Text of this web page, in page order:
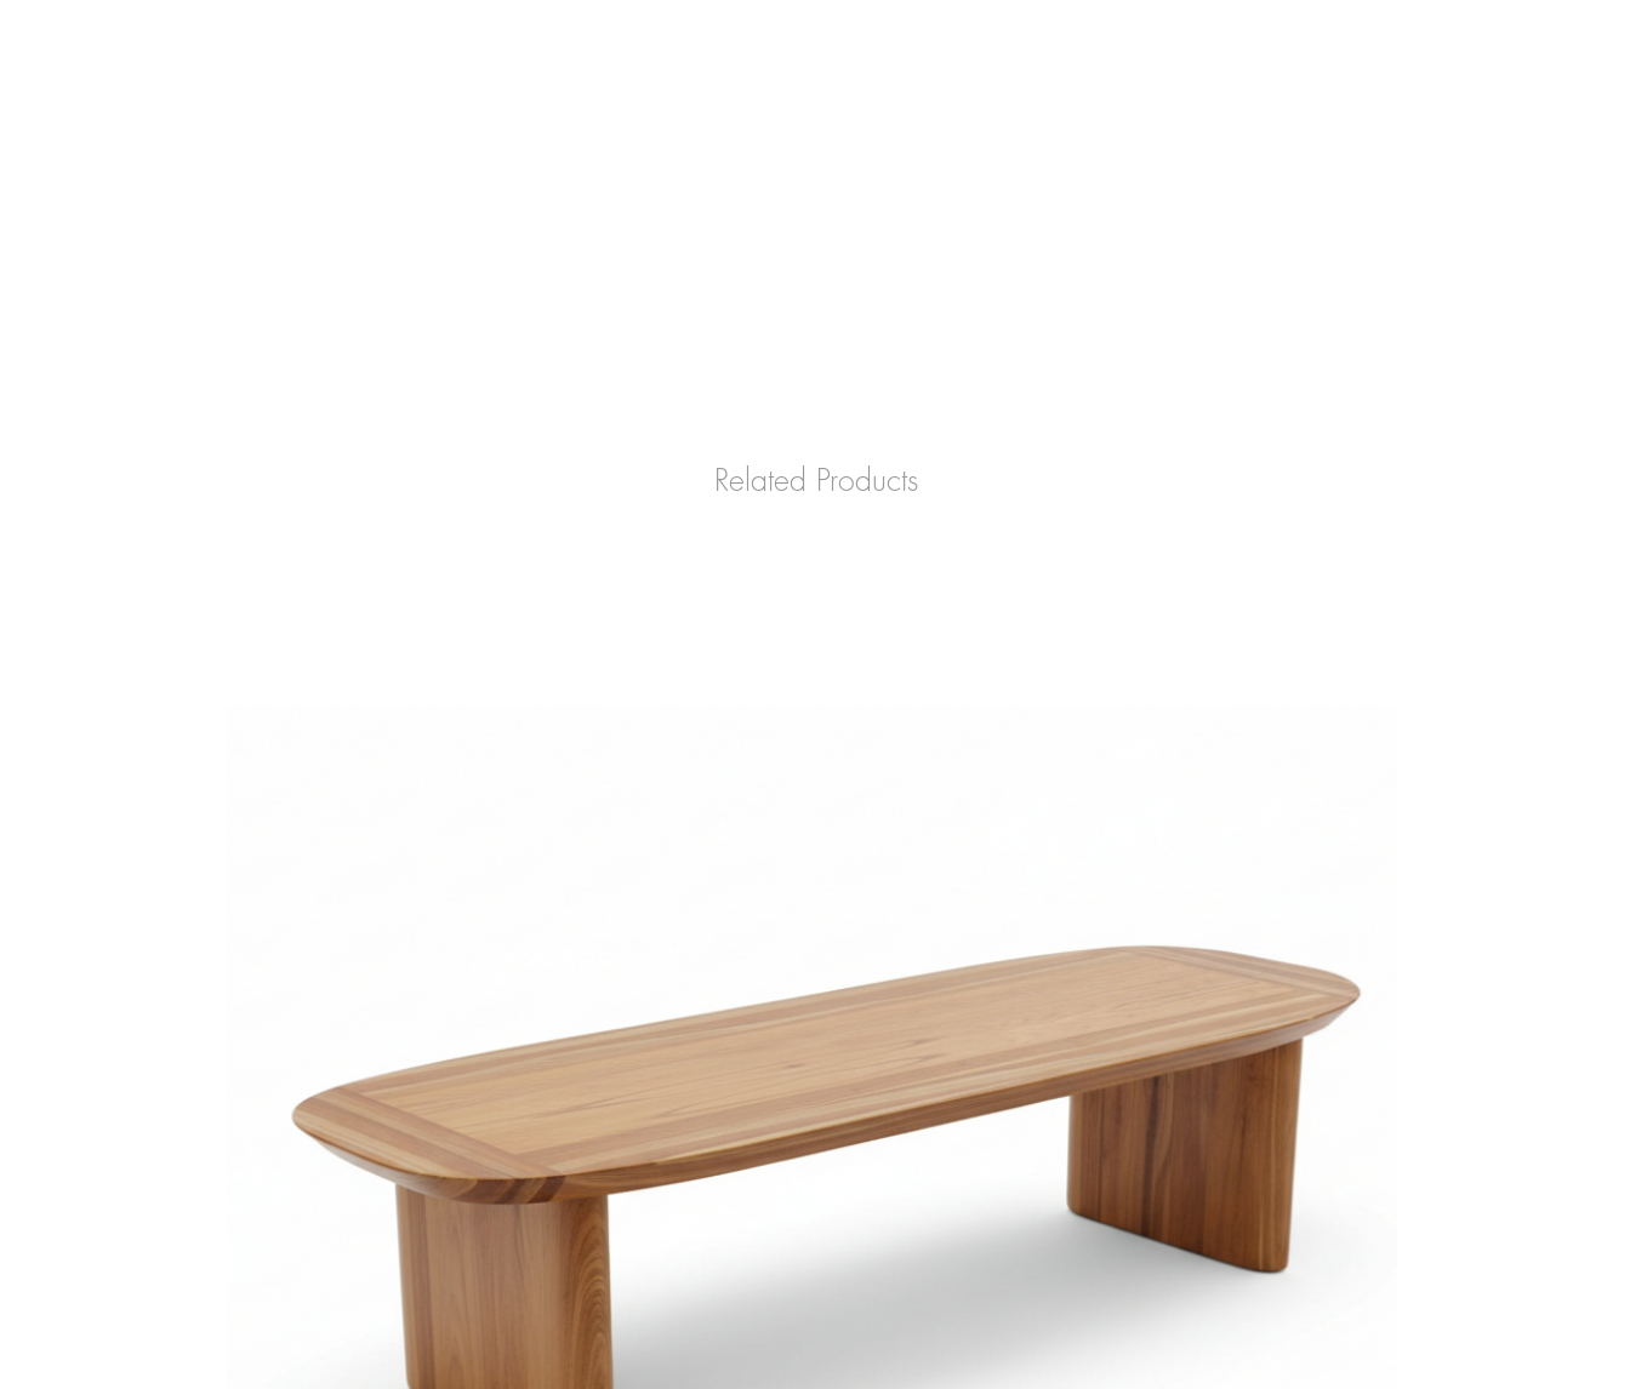
Related Products